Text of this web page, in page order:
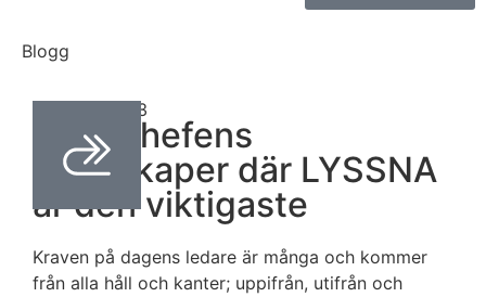
Blogg
april 24, 2023
Drömchefens
egenskaper där LYSSNA
är den viktigaste
Kraven på dagens ledare är många och kommer
från alla håll och kanter; uppifrån, utifrån och